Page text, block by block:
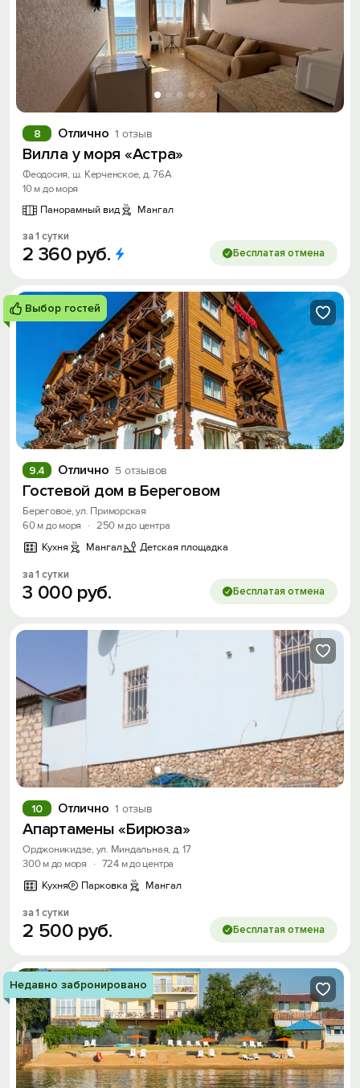
Отлично 1 отзыв
8
Вилла у моря «Астра»
Феодосия, ш. Керченское, д. 76А
10 м до моря
Панорамный вид
Мангал
за 1 сутки
2 360 руб. Бесплатая отмена
Выбор гостей
Отлично 5 отзывов
9.4
Гостевой дом в Береговом
Береговое, ул. Приморская
60 м до моря
· 250 м до центра
Кухня
Мангал Детская площадка
за 1 сутки
3 000 руб. Бесплатая отмена
Отлично 1 отзыв
10
Апартамены «Бирюза»
Орджоникидзе, ул. Миндальная, д. 17
300 м до моря
· 724 м до центра
Кухня
Парковка Мангал
за 1 сутки
2 500 руб. Бесплатая отмена
Недавно забронировано